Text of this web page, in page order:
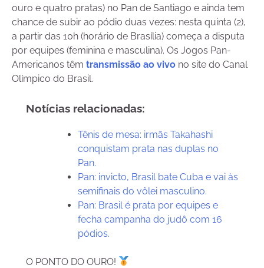
ouro e quatro pratas) no Pan de Santiago e ainda tem
chance de subir ao pódio duas vezes: nesta quinta (2),
a partir das 10h (horário de Brasília) começa a disputa
por equipes (feminina e masculina). Os Jogos Pan-
Americanos têm transmissão ao vivo no site do Canal
Olímpico do Brasil.
Notícias relacionadas:
Tênis de mesa: irmãs Takahashi
conquistam prata nas duplas no
Pan.
Pan: invicto, Brasil bate Cuba e vai às
semifinais do vôlei masculino.
Pan: Brasil é prata por equipes e
fecha campanha do judô com 16
pódios.
O PONTO DO OURO!